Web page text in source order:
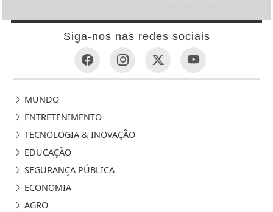
Siga-nos nas redes sociais
MUNDO
ENTRETENIMENTO
TECNOLOGIA & INOVAÇÃO
EDUCAÇÃO
SEGURANÇA PÚBLICA
ECONOMIA
AGRO